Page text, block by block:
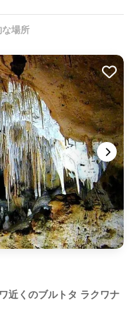
場所
近くのブルトタ ラクワナ